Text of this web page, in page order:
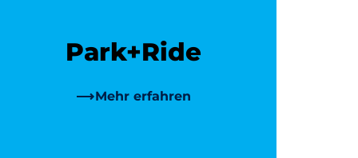
Park+Ride
Mehr erfahren